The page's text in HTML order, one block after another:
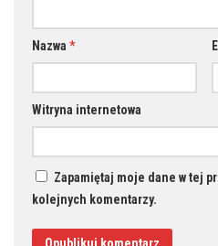
Nazwa *
Witryna internetowa
Zapamiętaj moje dane w tej
kolejnych komentarzy.